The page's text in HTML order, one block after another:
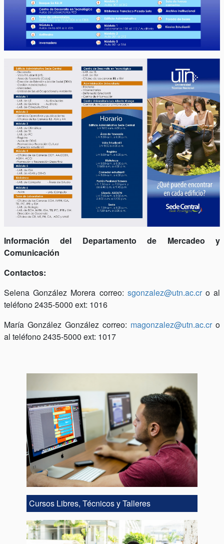
Información del Departamento de Mercadeo y
Comunicación
Contactos:
Selena González Morera correo: sgonzalez@utn.ac.cro al
teléfono 2435-5000 ext: 1016
María González González correo: magonzalez@utn.ac.cro
al teléfono 2435-5000 ext: 1017
Cursos Libres, Técnicos y Talleres